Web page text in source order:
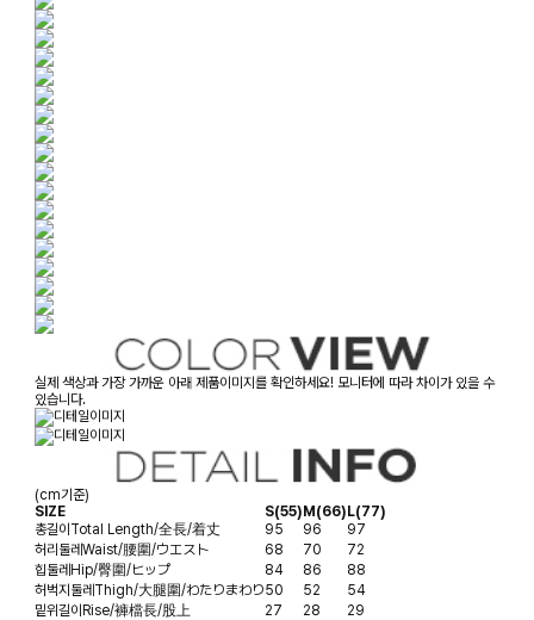
실제 색상과 가장 가까운 아래 제품이미지를 확인하세요! 모니터에 따라 차이가 있을 수
있습니다.
(cm기준)
SIZE
S(55)M(66)L(77)
총길이Total Length/全長/着丈 95 96
97
허리둘레Waist/腰圍/ウエスト 68 70
72
힙둘레Hip/臀圍/ヒップ 84 86
88
허벅지둘레Thigh/大腿圍/わたりまわり50 52
54
밑위길이Rise/褲檔長/股上 27 28
29